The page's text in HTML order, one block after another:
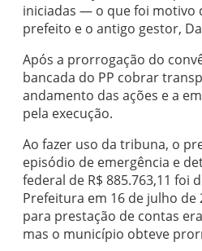
iniciadas — o que foi motivo
prefeito e o antigo gestor,
Após a prorrogação do
bancada do PP cobrar
andamento das ações e a
pela execução.
Ao fazer uso da tribuna, o
episódio de emergência e
federal de R$ 885.763,11 foi
Prefeitura em 16 de julho de
para prestação de contas
mas o município obteve